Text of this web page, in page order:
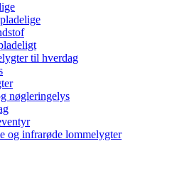
til hverdag
nøgleringelys
og infrarøde lommelygter